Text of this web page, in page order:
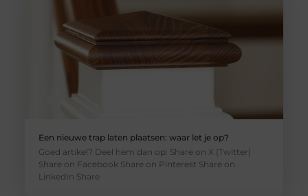
Een nieuwe trap laten plaatsen: waar let je op?
Goed artikel? Deel hem dan op: Share on X (Twitter)
Share on Facebook Share on Pinterest Share on
LinkedIn Share